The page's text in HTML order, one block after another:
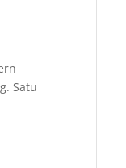
Satu